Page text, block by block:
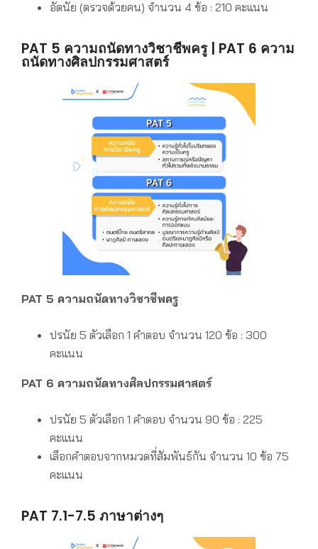
อัตนัย (ตรวจด้วยคน) จำนวน 4 ข้อ : 210 คะแนน
PAT 5 ความถนัดทางวิชาชีพครู | PAT 6 ความ
ถนัดทางศิลปกรรมศาสตร์
PAT 5 ความถนัดทางวิชาชีพครู
ปรนัย 5 ตัวเลือก 1 คำตอบ จำนวน 120 ข้อ : 300
คะแนน
PAT 6 ความถนัดทางศิลปกรรมศาสตร์
ปรนัย 5 ตัวเลือก 1 คำตอบ จำนวน 90 ข้อ : 225
คะแนน
เลือกคำตอบจากหมวดที่สัมพันธ์กัน จำนวน 10 ข้อ 75
คะแนน
PAT 7.1-7.5 ภาษาต่างๆ